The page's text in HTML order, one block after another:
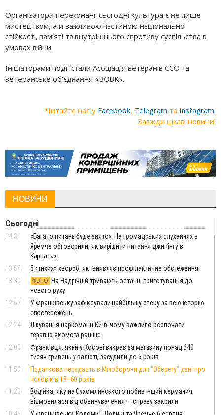
Організатори переконані: сьогодні культура є не лише
мистецтвом, а й важливою частиною національної
стійкості, пам’яті та внутрішнього спротиву суспільства в
умовах війни.
Ініціаторами події стали Асоціація ветеранів ССО та
ветеранське об’єднання «ВОВК».
Читайте нас у Facebook, Telegram та Instagram.
Завжди цікаві новини!
НОВИНИ
Сьогодні
14:31
«Багато питань буде знято». На громадських слуханнях в
Яремче обговорили, як вирішити питання джипінгу в
Карпатах
13:54
5 «тихих» хвороб, які виявляє профілактичне обстеження
13:30
ФОТО
На Надрічній тривають останні приготування до
нового руху
12:57
У Франківську зафіксували найбільшу спеку за всю історію
спостережень
12:24
Лікування наркоманії Київ: чому важливо розпочати
терапію якомога раніше
12:00
Франківця, який у Косові викрав за магазину понад 640
тисяч гривень у валюті, засудили до 5 років
11:50
Податкова передасть в Міноборони для "Оберегу" дані про
чоловіків 18–60 років
11:20
Водійка, яку на Сухомлинського побив інший керманич,
відмовилася від обвинувачення — справу закрили